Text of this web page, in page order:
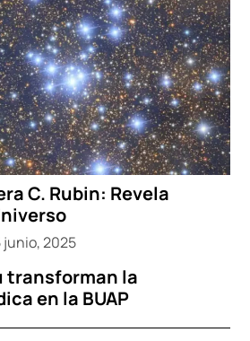
C. Rubin: Revela
junio, 2025
transforman la
en la BUAP